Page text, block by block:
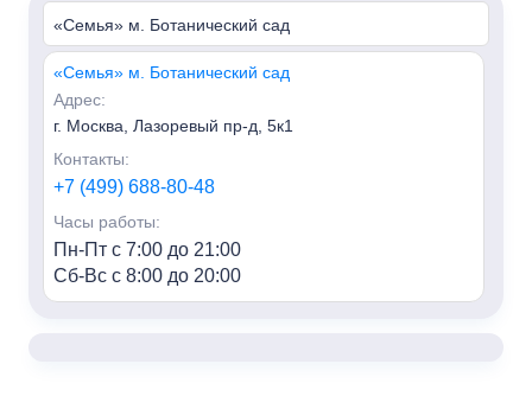
«Семья» м. Ботанический сад
«Семья» м. Ботанический сад
Адрес:
г. Москва, Лазоревый пр-д, 5к1
Контакты:
+7 (499) 688-80-48
Часы работы:
Пн-Пт с 7:00 до 21:00
Сб-Вс с 8:00 до 20:00